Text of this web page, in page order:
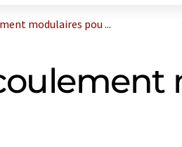
modulaires pou ...